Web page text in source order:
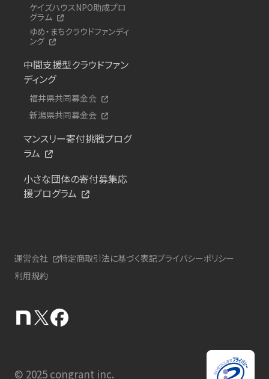
ケイズハウスNPO助成プロ
グラム
ゆめ・まちクラウドファンディ
ング
中間支援型クラウドファン
ディング
福井県共同募金会
新潟県共同募金会
マンスリー寄付挑戦プログ
ラム
小さな団体の寄付募集応
援プログラム
運営会社 特定商取引法に基づく表記プライバシーポリシー
利用規約
© 2025 congrant inc.